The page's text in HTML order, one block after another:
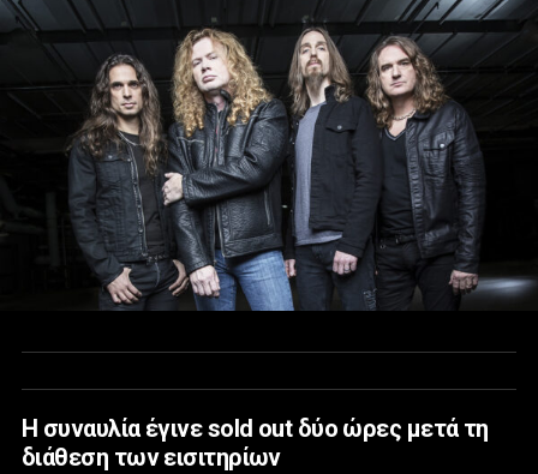
Η συναυλία έγινε sold out δύο ώρες μετά τη
διάθεση των εισιτηρίων